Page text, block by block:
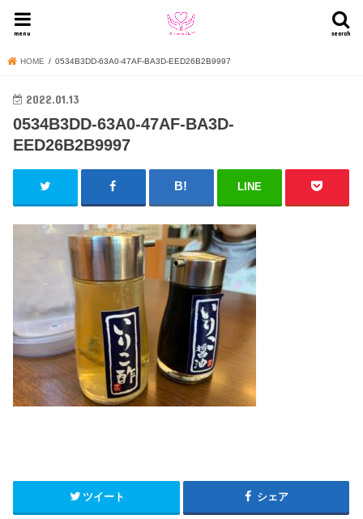
search
menu
HOME 0534B3DD-63A0-47AF-BA3D-EED26B2B9997
2022.01.13
0534B3DD-63A0-47AF-BA3D-
EED26B2B9997
LINE
ツイート シェア